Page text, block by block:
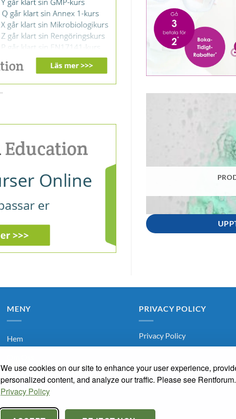
We use cookies on our site to enhance your user experience,
personalized content, and analyze our traffic. Please see
Privacy Policy
MENY
Hem
Renarum
Marknaden
Kunskapsbanken
PRIVACY POLICY
Privacy Policy